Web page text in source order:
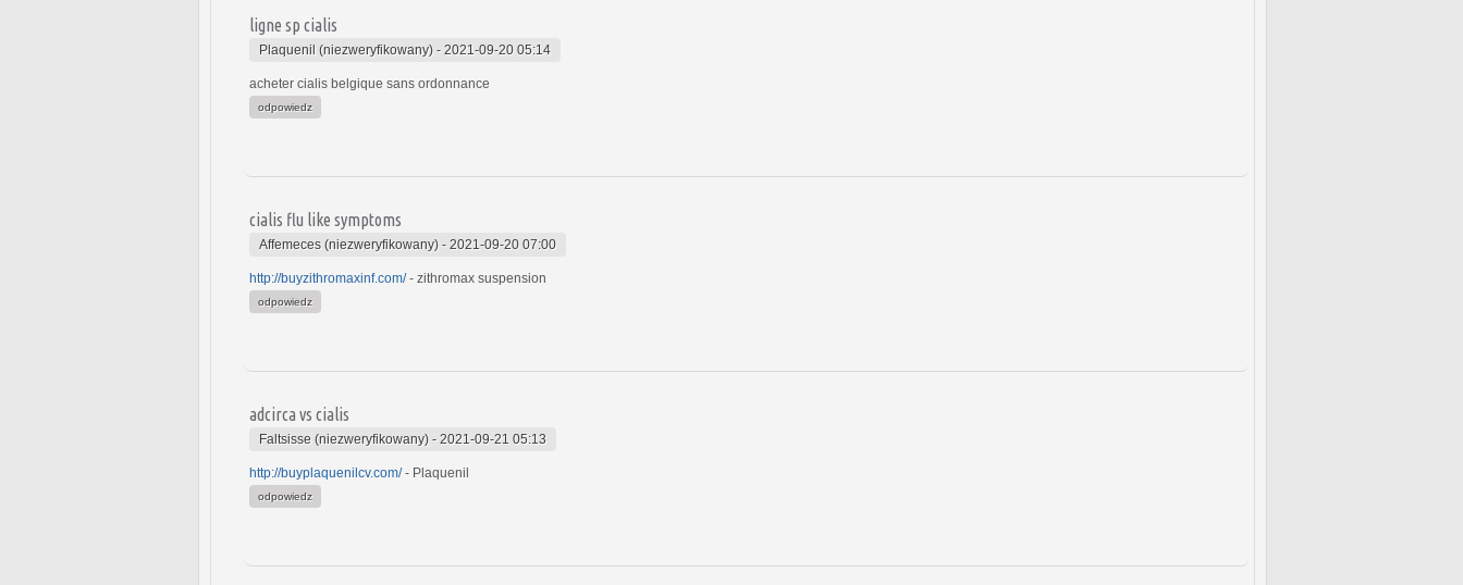
ligne sp cialis
Plaquenil (niezweryfikowany) - 2021-09-20 05:14
acheter cialis belgique sans ordonnance
odpowiedz
cialis flu like symptoms
Affemeces (niezweryfikowany) - 2021-09-20 07:00
http://buyzithromaxinf.com/- zithromax suspension
odpowiedz
adcirca vs cialis
Faltsisse (niezweryfikowany) - 2021-09-21 05:13
http://buyplaquenilcv.com/- Plaquenil
odpowiedz